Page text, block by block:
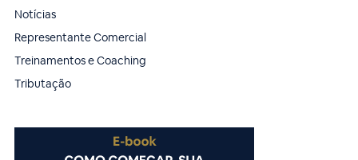
Notícias
Representante Comercial
Treinamentos e Coaching
Tributação